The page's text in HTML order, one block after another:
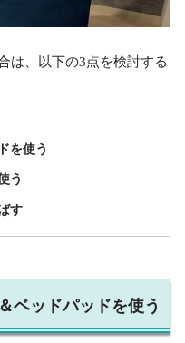
は、以下の3点を検討する
を使う
う
す
ベッドパッドを使う